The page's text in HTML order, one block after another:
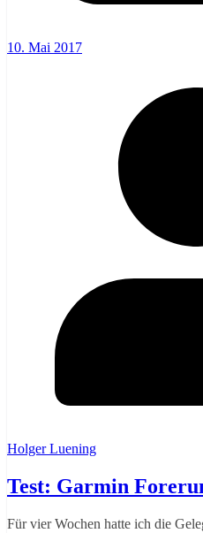
10. Mai 2017
Holger Luening
Test: Garmin
Für vier Wochen hatte ich die